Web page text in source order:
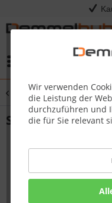
Wir verwenden
die Leistung der
durchzuführen und
die für Sie relevant
Übersicht
Sauna BODIN